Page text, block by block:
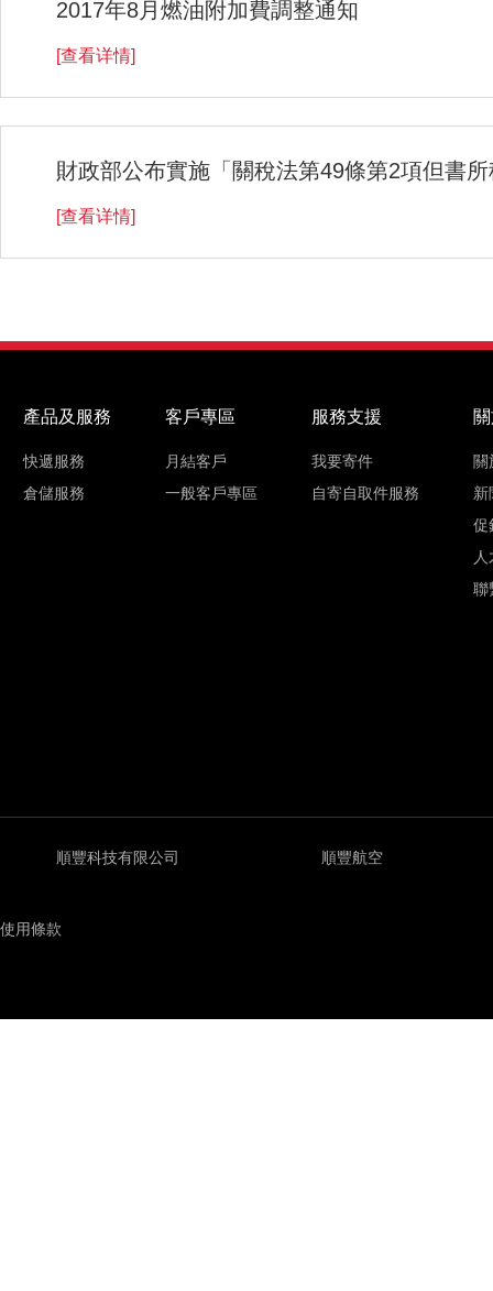
2017年8月燃油附加費調整通知
[查看详情]
財政部公布實施「關稅法第49條第2項但書
[查看详情]
產品及服務
快遞服務
倉儲服務
客戶專區
月結客戶
一般客戶專區
服務支援
我要寄件
自寄自取件服務
關
新
促
聯
順豐科技有限公司 順豐航空
使用條款